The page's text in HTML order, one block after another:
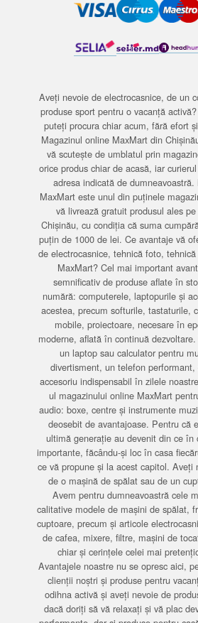
Aveți nevoie de electrocasnice, de un
produse sport pentru o vacanță
puteți procura chiar acum, fără efort
Magazinul online MaxMart din
vă scutește de umblatul prin
orice produs chiar de acasă, iar
adresa indicată de
MaxMart este unul din puținele
vă livrează gratuit produsul ales
Chișinău, cu condiția că suma
puțin de 1000 de lei. Ce avantaje vă
de electrocasnice, tehnică foto,
MaxMart? Cel mai important
semnificativ de produse aflate în
numără: computerele, laptopurile și
acestea, precum softurile, tastaturile,
mobile, proiectoare, necesare în
moderne, aflată în continuă
un laptop sau calculator pentru
divertisment, un telefon
accesoriu indispensabil în zilele
ul magazinului online MaxMart
audio: boxe, centre și instrumente
deosebit de avantajoase. Pentru că
ultimă generație au devenit din ce în
importante, făcându-și loc în casa
ce vă propune și la acest capitol. Aveți
de o mașină de spălat sau de un
Avem pentru dumneavoastră cele
calitative modele de mașini de spălat,
cuptoare, precum și articole
de cafea, mixere, filtre, mașini de
chiar și cerințele celei mai
Avantajele noastre nu se opresc aici,
clienții noștri și produse pentru
odihna activă și aveți nevoie de
dacă doriți să vă relaxați și vă plac